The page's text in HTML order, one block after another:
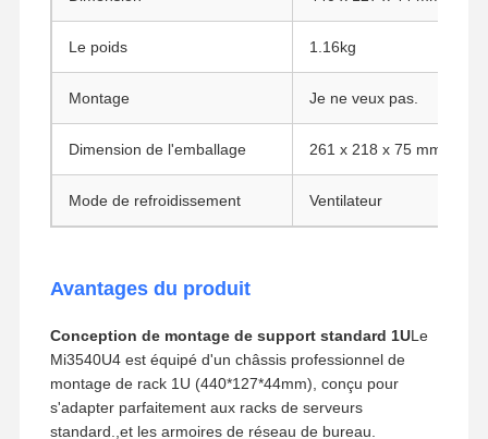
Le poids 1.16kg
Montage Je ne veux pas.
Dimension de l'emballage 261 x 218 x 75 mm
Mode de refroidissement Ventilateur
Avantages du produit
Conception de montage de support standard 1ULe
Mi3540U4 est équipé d'un châssis professionnel de
montage de rack 1U (440*127*44mm), conçu pour
s'adapter parfaitement aux racks de serveurs
standard.,et les armoires de réseau de bureau.